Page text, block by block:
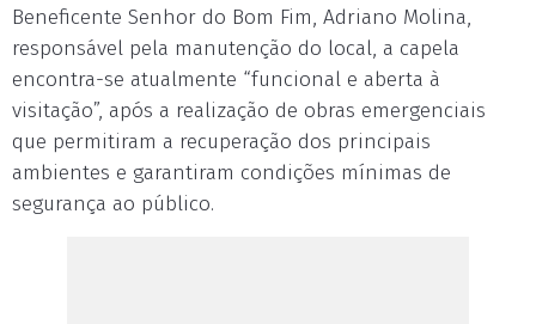
Beneficente Senhor do Bom Fim, Adriano Molina,
responsável pela manutenção do local, a capela
encontra-se atualmente “funcional e aberta à
visitação”, após a realização de obras emergenciais
que permitiram a recuperação dos principais
ambientes e garantiram condições mínimas de
segurança ao público.